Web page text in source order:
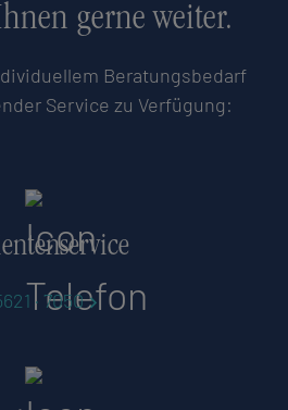
gerne weiter.
Beratungsbedarf
Service zu Verfügung:
· 7050